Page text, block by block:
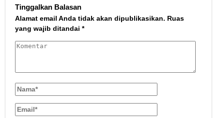
Tinggalkan Balasan
Alamat email Anda tidak akan dipublikasikan. Ruas
yang wajib ditandai *